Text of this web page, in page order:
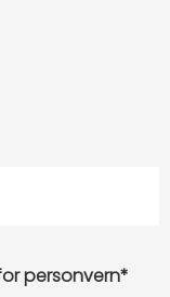
personvern*